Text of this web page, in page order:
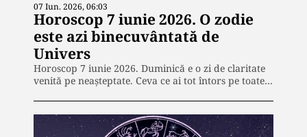
07 Iun. 2026, 06:03
Horoscop 7 iunie 2026. O zodie
este azi binecuvântată de
Univers
Horoscop 7 iunie 2026. Duminică e o zi de claritate
venită pe neașteptate. Ceva ce ai tot întors pe toate…